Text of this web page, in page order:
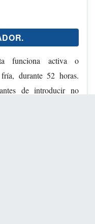
funciona activa o
durante 52 horas.
de introducir no